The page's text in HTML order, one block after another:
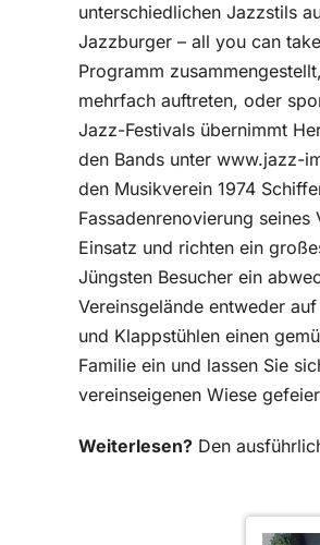
unterschiedlichen Jazzstils
Jazzburger – all you can
Programm
mehrfach auftreten, oder
Jazz-Festivals übernimmt
den Bands unter www.jazz-
den Musikverein 1974
Fassadenrenovierung
Einsatz und richten ein
Jüngsten Besucher ein
Vereinsgelände entweder
und Klappstühlen einen
Familie ein und lassen Sie
vereinseigenen Wiese
Weiterlesen? Den